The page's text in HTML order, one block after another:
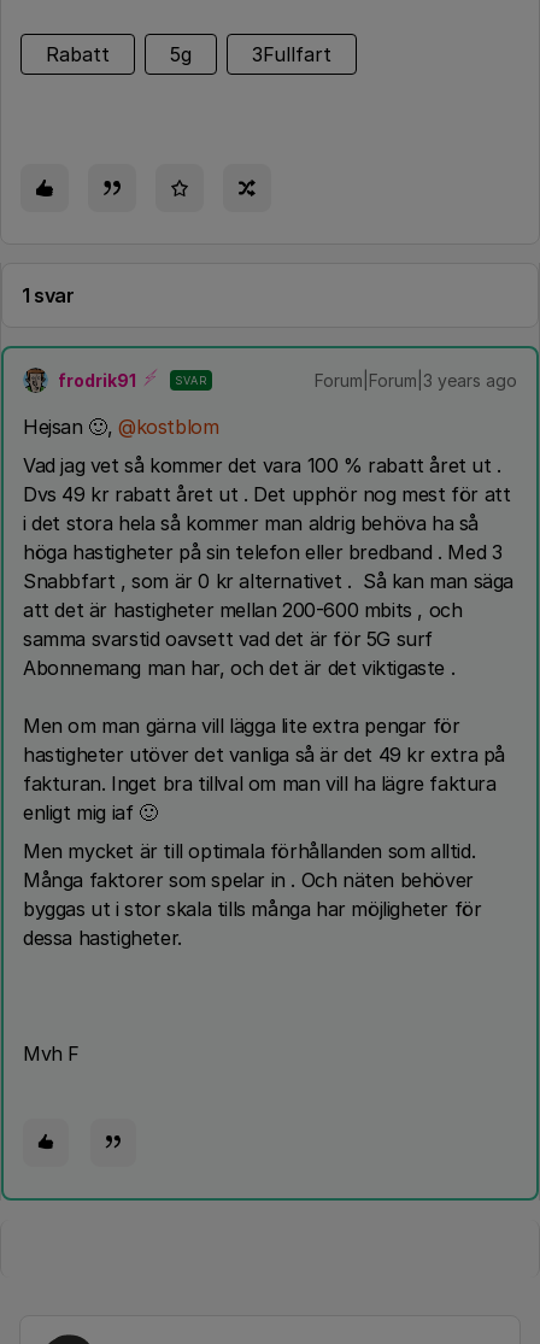
Rabatt 5g 3Fullfart
1 svar
frodrik91 SVAR Forum|Forum|3 years ago
Hejsan 🙂, @kostblom
Vad jag vet så kommer det vara 100 % rabatt året ut .
Dvs 49 kr rabatt året ut . Det upphör nog mest för att
i det stora hela så kommer man aldrig behöva ha så
höga hastigheter på sin telefon eller bredband . Med 3
Snabbfart , som är 0 kr alternativet . Så kan man säga
att det är hastigheter mellan 200-600 mbits , och
samma svarstid oavsett vad det är för 5G surf
Abonnemang man har, och det är det viktigaste .
Men om man gärna vill lägga lite extra pengar för
hastigheter utöver det vanliga så är det 49 kr extra på
fakturan. Inget bra tillval om man vill ha lägre faktura
enligt mig iaf 🙂
Men mycket är till optimala förhållanden som alltid.
Många faktorer som spelar in . Och näten behöver
byggas ut i stor skala tills många har möjligheter för
dessa hastigheter.
Mvh F